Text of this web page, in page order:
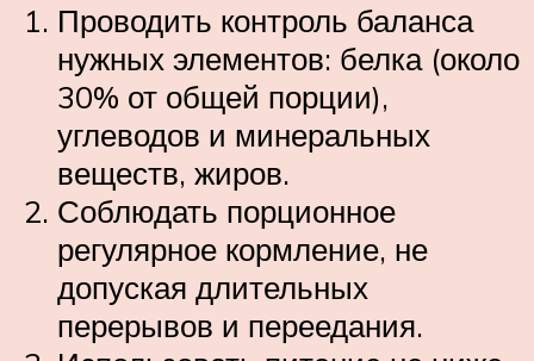
Проводить контроль баланса
нужных элементов: белка (около
30% от общей порции),
углеводов и минеральных
веществ, жиров.
Соблюдать порционное
регулярное кормление, не
допуская длительных
перерывов и переедания.